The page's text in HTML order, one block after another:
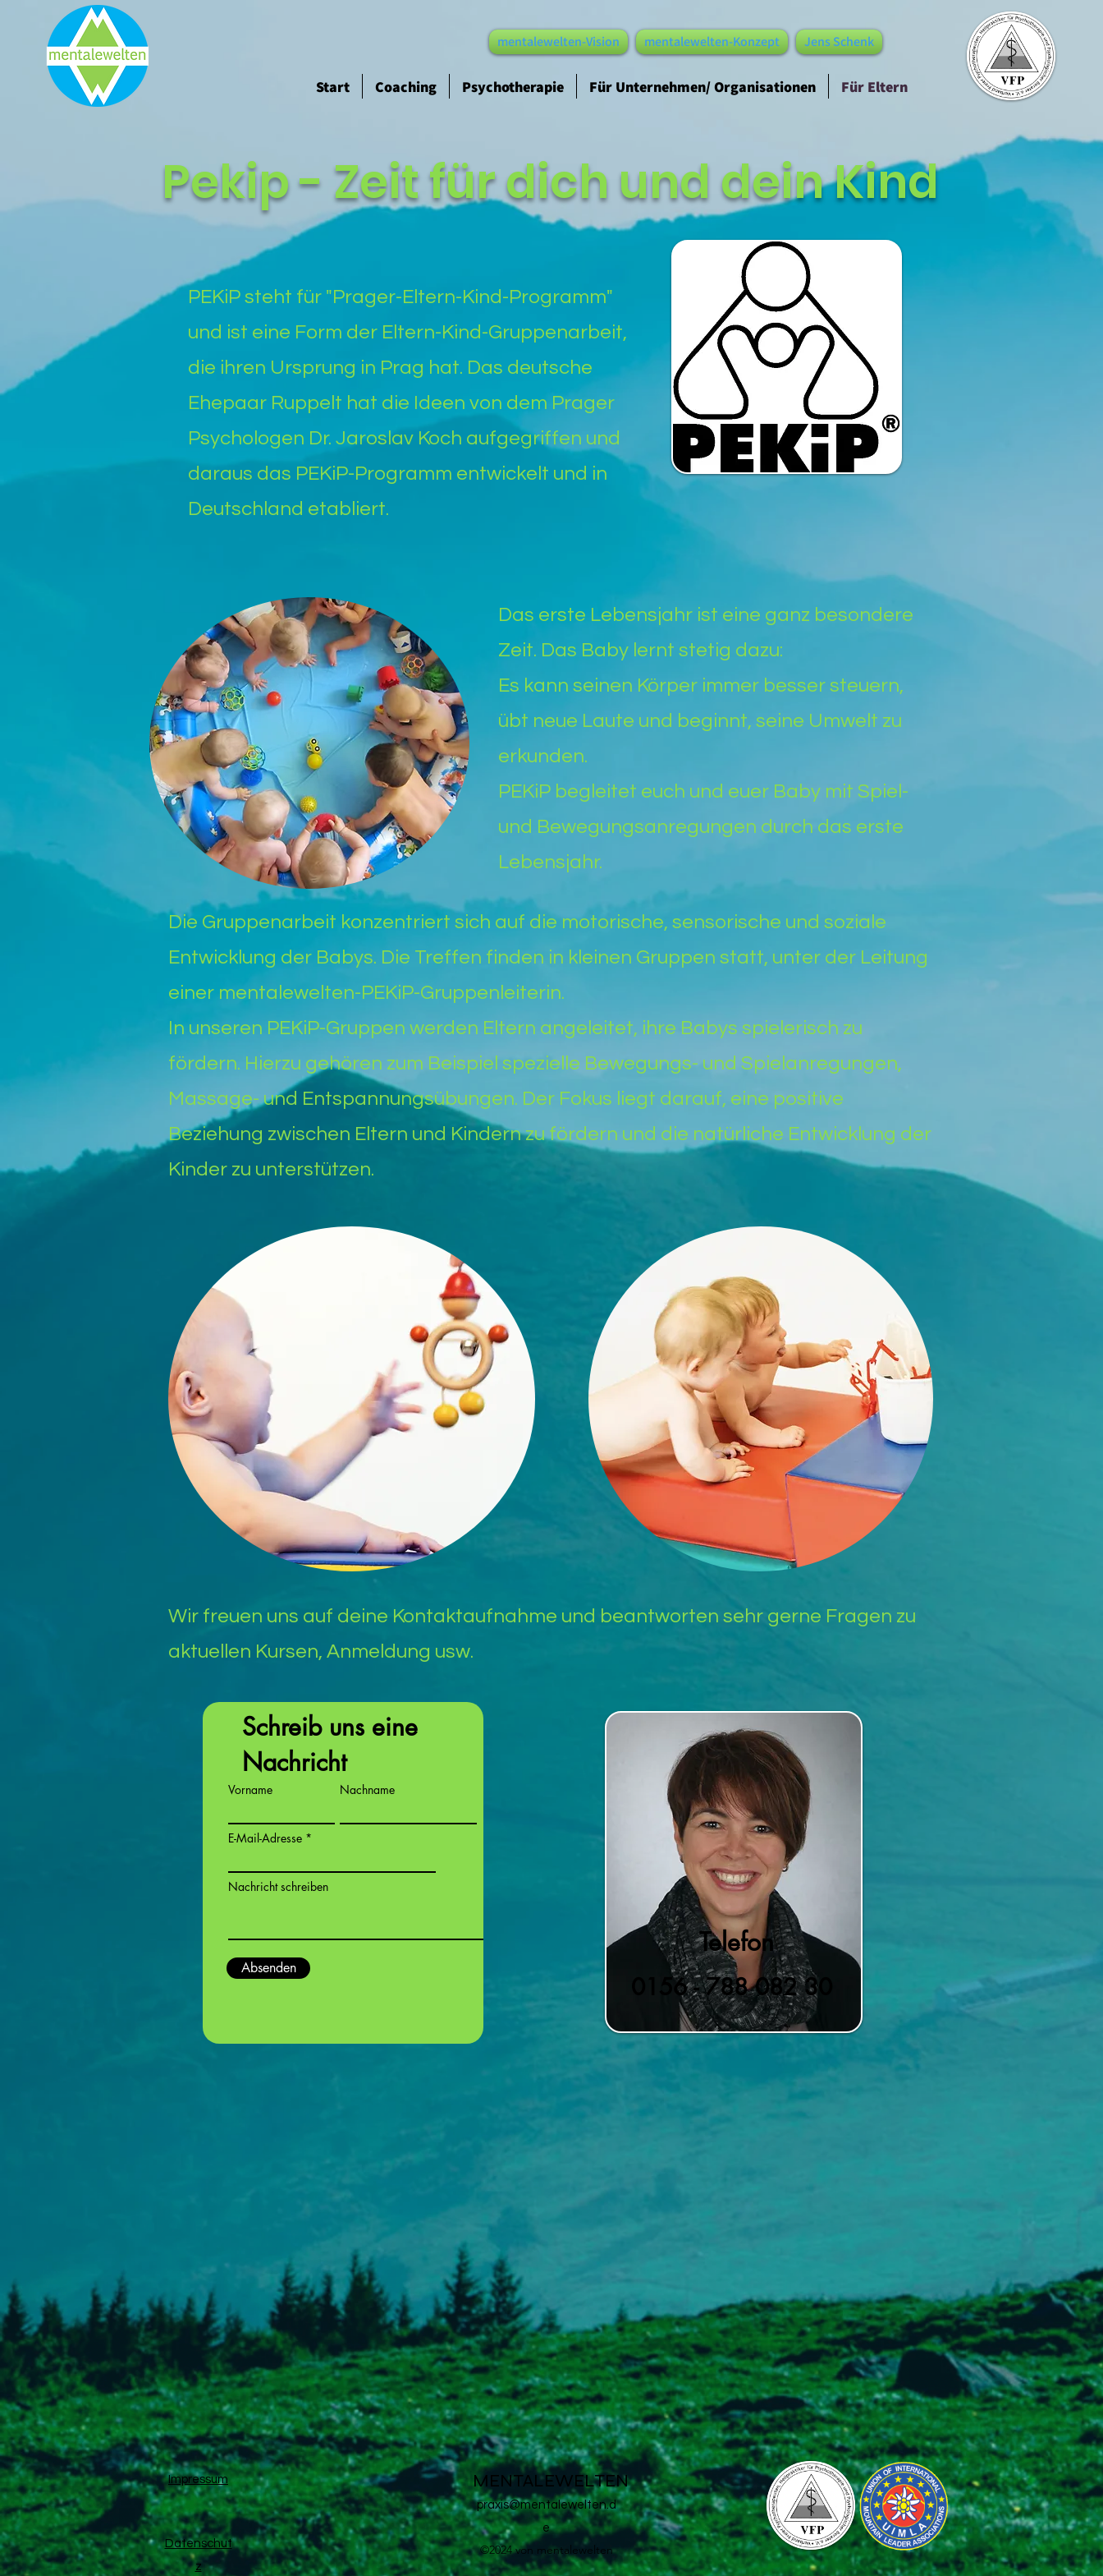
mentalewelten-Vision mentalewelten-Konzept Jens Schenk
Start Coaching Psychotherapie Für Unternehmen/ Organisationen Für Eltern
Pekip - Zeit für dich und dein Kind
PEKiP steht für "Prager-Eltern-Kind-Programm"
und ist eine Form der Eltern-Kind-Gruppenarbeit,
die ihren Ursprung in Prag hat. Das deutsche
Ehepaar Ruppelt hat die Ideen von dem Prager
Psychologen Dr. Jaroslav Koch aufgegriffen und
daraus das PEKiP-Programm entwickelt und in
Deutschland etabliert.
Das erste Lebensjahr ist eine ganz besondere
Zeit. Das Baby lernt stetig dazu:
Es kann seinen Körper immer besser steuern,
übt neue Laute und beginnt, seine Umwelt zu
erkunden.
PEKiP begleitet euch und euer Baby mit Spiel-
und Bewegungsanregungen durch das erste
Lebensjahr.
Die Gruppenarbeit konzentriert sich auf die motorische, sensorische und soziale
Entwicklung der Babys. Die Treffen finden in kleinen Gruppen statt, unter der Leitung
einer mentalewelten-PEKiP-Gruppenleiterin.
In unseren PEKiP-Gruppen werden Eltern angeleitet, ihre Babys spielerisch zu
fördern. Hierzu gehören zum Beispiel spezielle Bewegungs- und Spielanregungen,
Massage- und Entspannungsübungen. Der Fokus liegt darauf, eine positive
Beziehung zwischen Eltern und Kindern zu fördern und die natürliche Entwicklung der
Kinder zu unterstützen.
Wir freuen uns auf deine Kontaktaufnahme und beantworten sehr gerne Fragen zu
aktuellen Kursen, Anmeldung usw.
Schreib uns eine
Nachricht
Vorname Nachname
E-Mail-Adresse
Nachricht schreiben
Absenden
Telefon
0156 - 788 082 30
Impressum
Datenschut
z
MENTALEWELTEN
praxis@mentalewelten.d
e
©2024 von mentalewelten